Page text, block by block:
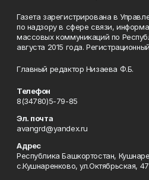
Газета зарегистрирована в
по надзору в сфере связи,
массовых коммуникаций по
августа 2015 года.
Главный редактор Низаева Ф.Б.
Телефон
8(34780)5-79-85
Эл. почта
avangrd@yandex.ru
Адрес
Республика Башкортостан,
с.Кушнаренково, ул.Октябрьская, 47